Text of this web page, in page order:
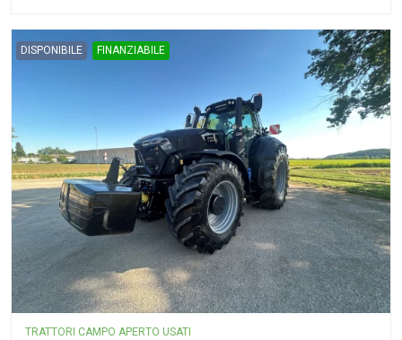
DISPONIBILE FINANZIABILE
TRATTORI CAMPO APERTO USATI